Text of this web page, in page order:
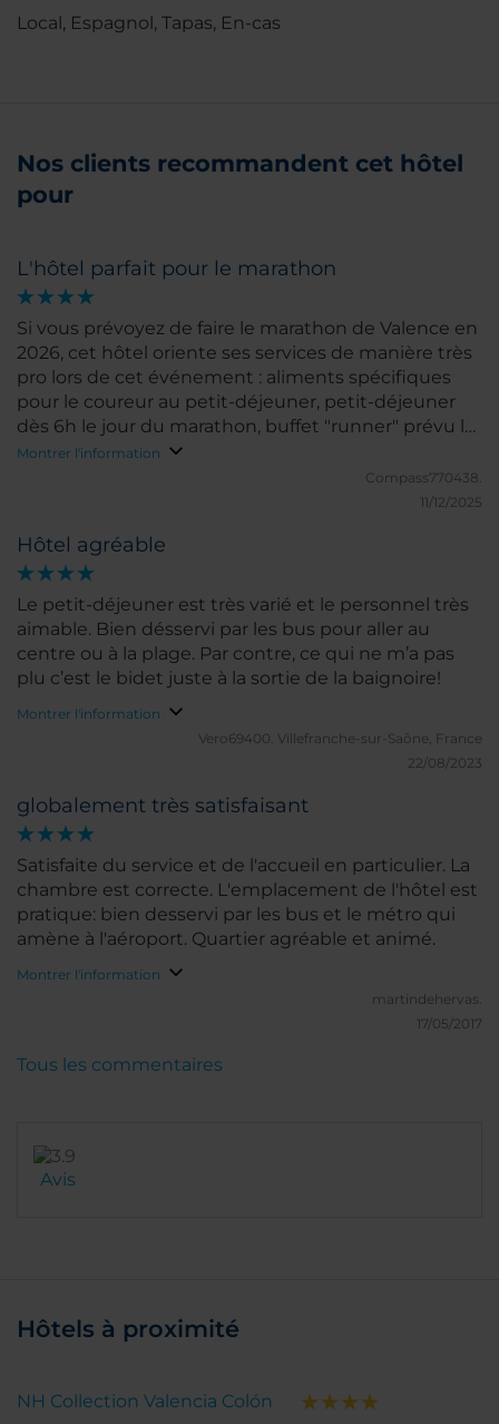
Local, Espagnol, Tapas, En-cas
Nos clients recommandent cet hôtel
pour
L'hôtel parfait pour le marathon
Si vous prévoyez de faire le marathon de Valence en
2026, cet hôtel oriente ses services de manière très
pro lors de cet événement : aliments spécifiques
pour le coureur au petit-déjeuner, petit-déjeuner
dès 6h le jour du marathon, buffet "runner" prévu la
veille. Pas très loin du métro, cela facilite aussi les
Montrer l'information
Compass770438.
11/12/2025
Hôtel agréable
Le petit-déjeuner est très varié et le personnel très
aimable. Bien désservi par les bus pour aller au
centre ou à la plage. Par contre, ce qui ne m’a pas
plu c’est le bidet juste à la sortie de la baignoire!
Montrer l'information
Vero69400. Villefranche-sur-Saône, France
22/08/2023
globalement très satisfaisant
Satisfaite du service et de l'accueil en particulier. La
chambre est correcte. L'emplacement de l'hôtel est
pratique: bien desservi par les bus et le métro qui
amène à l'aéroport. Quartier agréable et animé.
Montrer l'information
martindehervas.
17/05/2017
Avis
Tous les commentaires
Hôtels à proximité
NH Collection Valencia Colón